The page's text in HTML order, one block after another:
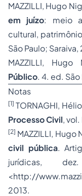
MAZZILLI, Hugo
em juízo: meio
cultural,
São Paulo;
MAZZILLI, Hugo
Público. 4. ed.
Notas
[1] TORNAGHI,
ProcessoCivil,
[2] MAZZILLI, Hugo
civil pública.
jurídicas,
<http://
2013.